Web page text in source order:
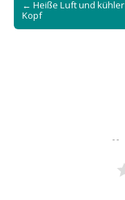
navigation
← Heiße Luft und kühler
Kopf